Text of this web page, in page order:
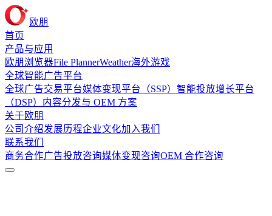
欧朋
首页
产品与应用
欧朋浏览器File PlannerWeather海外游戏
全球智能广告平台
全球广告交易平台媒体变现平台（SSP） 智能投放增长平台
（DSP） 内容分发与 OEM 方案
关于欧朋
公司介绍发展历程企业文化加入我们
联系我们
商务合作广告投放咨询媒体变现咨询OEM 合作咨询